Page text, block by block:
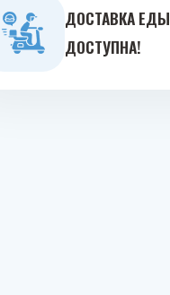
ДОСТАВКА ЕДЫ
ДОСТУПНА!